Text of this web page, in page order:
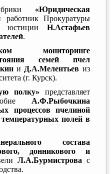
«Юридическая
работник Прокуратуры
юстиции Н.Астафьев
.
мониторинге
семей пчел
и Д.А.Мелентьев из
(г. Курск).
полку» представляет
А.Ф.Рыбочкина
процессов пчелиной
полей в
состава
донникового и
Л.А.Бурмистрова с